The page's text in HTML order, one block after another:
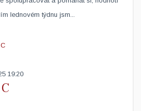
lednovém týdnu jsm...
19:20